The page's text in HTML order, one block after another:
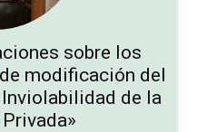
sobre los
modificación del
de la